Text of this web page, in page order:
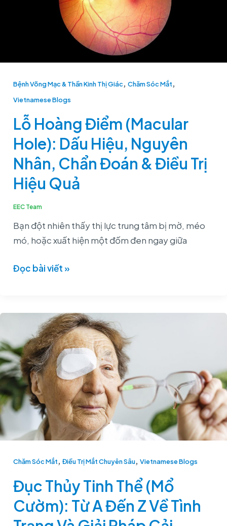
Bệnh Võng Mạc & Thần Kinh Thị Giác, Chăm Sóc Mắt,
Vietnamese Blogs
Lỗ Hoàng Điểm (Macular
Hole): Dấu Hiệu, Nguyên
Nhân, Chẩn Đoán & Điều Trị
Hiệu Quả
EEC Team
Bạn đột nhiên thấy thị lực trung tâm bị mờ, méo
mó, hoặc xuất hiện một đốm đen ngay giữa
Đoán
&
Điều
Trị
Hiệu
Quả
Đọc bài viết »
Chăm Sóc Mắt, Điều Trị Mắt Chuyên Sâu, Vietnamese Blogs
Đục Thủy Tinh Thể (Mổ
Cườm): Từ A Đến Z Về Tình
Thủy
Tinh
Thể
(Mổ
Cườm):
Từ
Đến
Về
Tình
Trạng
Và